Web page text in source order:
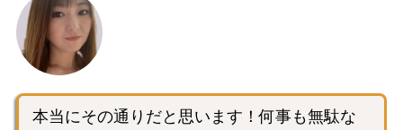
本当にその通りだと思います！何事も無駄な